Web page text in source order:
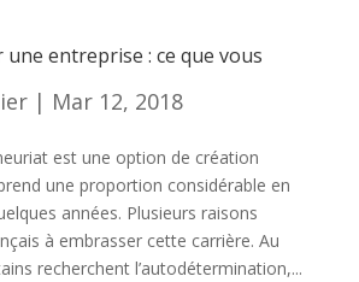
entreprise : ce que vous
| Mar 12, 2018
est une option de création
une proportion considérable en
années. Plusieurs raisons
à embrasser cette carrière. Au
recherchent l’autodétermination,...